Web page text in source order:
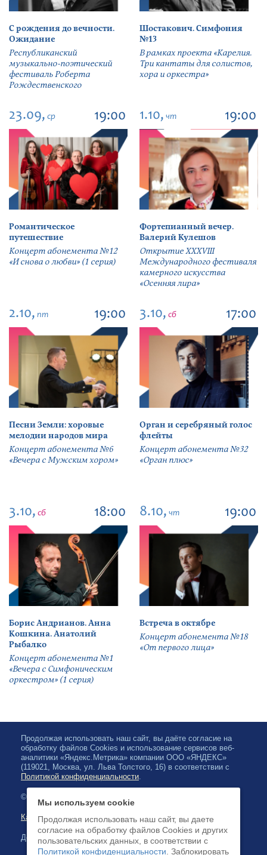
С рождения до вечности.
Ожидание
Республиканский
музыкально-поэтический
фестиваль Роберта
Рождественского
Шостакович. Симфония
№13
В рамках проекта «Карелия.
Три кантаты для солистов,
хора и оркестра»
23.09, ср 19:00
Романтическое
путешествие
Концерт абонемента №12
«И снова о любви» (1 серия)
1.10, чт 19:00
Фортепианный вечер.
Валерий Кулешов
Открытие ХХХVIII
Международного фестиваля
камерного искусства
«Осенняя лира»
2.10, пт 19:00
Песни Земли: хоровые
мелодии народов мира
Концерт абонемента №6
«Вечера с Мужским хором»
3.10, сб 17:00
Орган и серебряный голос
флейты
Концерт абонемента №32
«Орган плюс»
3.10, сб 18:00
Борис Андрианов. Анна
Кошкина. Анатолий
Рыбалко
Концерт абонемента №1
«Вечера с Симфоническим
оркестром» (1 серия)
8.10, чт 19:00
Встреча в октябре
Концерт абонемента №18
«От первого лица»
Продолжая использовать наш сайт, вы даёте согласие на
обработку файлов Cookies и использование сервисов веб-
аналитики «Яндекс.Метрика» компании ООО «ЯНДЕКС»
(119021, Москва, ул. Льва Толстого, 16) в соответствии с
Политикой конфиденциальности.
© 2026, Карельская Государственная филармония
Карта сайта
Доступна оплата банковскими картами
Мы используем cookie
Продолжая использовать наш сайт, вы даете
согласие на обработку файлов Cookies и других
пользовательских данных, в соответствии с
Политикой конфиденциальности . Заблокировать